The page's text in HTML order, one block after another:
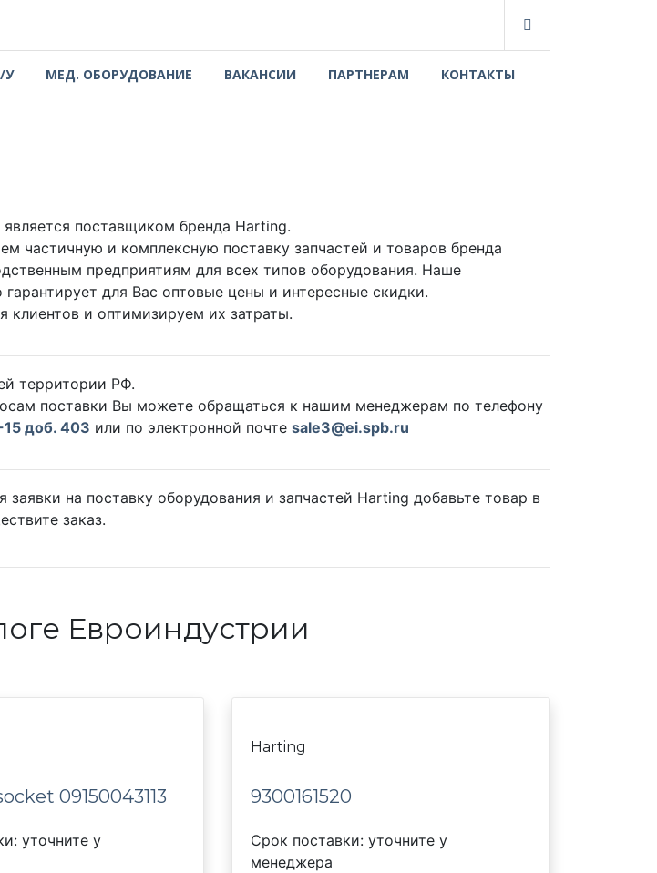
У МЕД. ОБОРУДОВАНИЕ ВАКАНСИИ ПАРТНЕРАМ КОНТАКТЫ
поставщиком бренда Harting.
частичную и комплексную поставку запчастей и товаров бренда
предприятиям для всех типов оборудования. Наше
гарантирует для Вас оптовые цены и интересные скидки.
и оптимизируем их затраты.
территории РФ.
поставки Вы можете обращаться к нашим менеджерам по телефону
доб. 403 или по электронной почте sale3@ei.spb.ru
на поставку оборудования и запчастей Harting добавьте товар в
заказ.
Евроиндустрии
09150043113
уточните у
Harting
9300161520
Срок поставки: уточните у
менеджера